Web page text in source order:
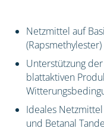
Netzmittel auf
(Rapsmethylester)
Unterstützung
blattaktiven
Ideales
und Betanal